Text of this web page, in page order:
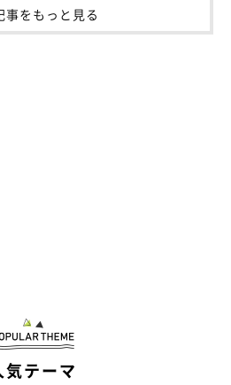
事をもっと見る
気テーマ